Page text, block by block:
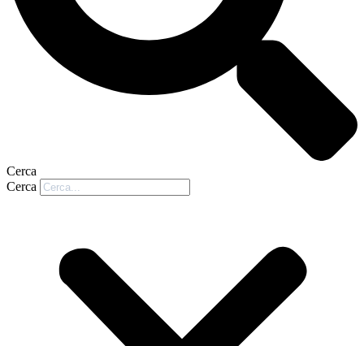
Cerca
Cerca